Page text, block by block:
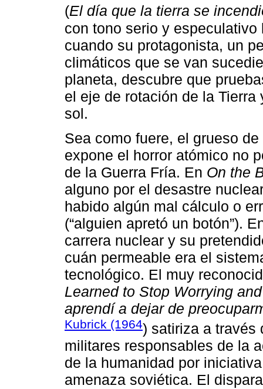
(El día que la tierra se
con tono serio y
cuando su protagonista, un
climáticos que se van
planeta, descubre que
el eje de rotación de la
sol.
Sea como fuere, el grueso
expone el horror atómico no
de la Guerra Fría. En On the
alguno por el desastre
habido algún mal cálculo o
(“alguien apretó un botón”).
carrera nuclear y su
cuán permeable era el
tecnológico. El muy
Learned to Stop Worrying
aprendí a dejar de
Kubrick (1964) satiriza a través
militares responsables de la
de la humanidad por
amenaza soviética. El